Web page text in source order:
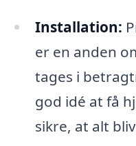
Installation:
er en anden
tages i
god idé at få
sikre, at alt